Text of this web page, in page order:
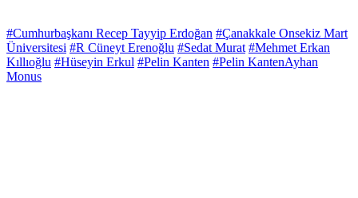
#Cumhurbaşkanı Recep Tayyip Erdoğan #Çanakkale Onsekiz Mart
Üniversitesi #R Cüneyt Erenoğlu #Sedat Murat #Mehmet Erkan
Kıllıoğlu #Hüseyin Erkul #Pelin Kanten #Pelin KantenAyhan
Monus